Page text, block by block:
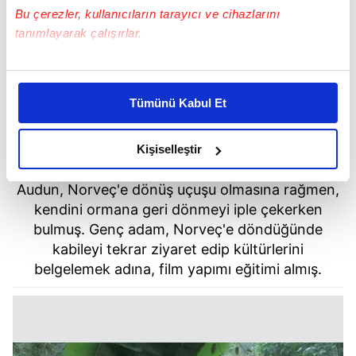
Bu çerezler, kullanıcıların tarayıcı ve cihazlarını
tanımlayarak çalışırlar.
Bu çerezlere izin vermeniz halinde sizlere özel
daha iyi reklam deneyimi yaşatabiliriz. Bunu yaparken
amacımızın size daha iyi bir reklam deneyimi sunmak
olduğunu ve sizlere en iyi içerikleri sunabilmek adına
elimizden gelen çabayı gösterdiğimizi ve bu noktada,
reklamların maliyetlerimizi karşılamak noktasında tek gelir
kalemimiz olduğunu sizlere hatırlatmak isteriz.
Her halükârda, kullanıcılar, bu çerezlere izin vermedikleri
takdirde, kullanıcılara hedefli reklamlar
gösterilmeyecektir."
Tümünü Kabul Et
Kişiselleştir
Audun, Norveç'e dönüş uçuşu olmasına rağmen,
kendini ormana geri dönmeyi iple çekerken
bulmuş. Genç adam, Norveç'e döndüğünde
kabileyi tekrar ziyaret edip kültürlerini
belgelemek adına, film yapımı eğitimi almış.